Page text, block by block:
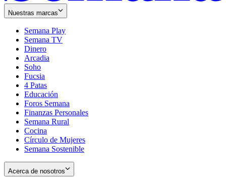
Nuestras marcas
Semana Play
Semana TV
Dinero
Arcadia
Soho
in
new
window
Fucsia
in
new
window
4 Patas
Educación
Foros Semana
Finanzas Personales
Semana Rural
Cocina
Círculo de Mujeres
Semana Sostenible
Acerca de nosotros